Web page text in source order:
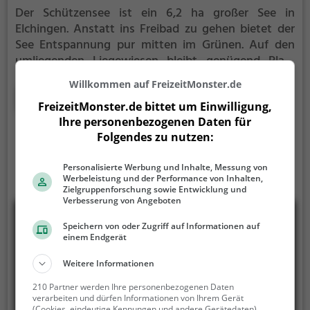
Der Schützensee ist ein 6,2 ha großer See in
Elchingen. Anstatt ins Freibad zu gehen bietet der
See Entspannung pur mitten im Grünen. Auf den
umliegenden Liegewiesen bleibt genügend Platz
zum Sonnen, Spielen oder Picknicken. Von Mai bis
September ist der Schützensee ein beliebtes
Ausflugsziel. Egal ob für Familien, Freunde oder
Paare, der Schützensee ist die Adresse für warme
Mehr erfahren
Willkommen auf FreizeitMonster.de
FreizeitMonster.de bittet um Einwilligung,
Ihre personenbezogenen Daten für
Folgendes zu nutzen:
Personalisierte Werbung und Inhalte, Messung von
Werbeleistung und der Performance von Inhalten,
Zielgruppenforschung sowie Entwicklung und
Verbesserung von Angeboten
Speichern von oder Zugriff auf Informationen auf
einem Endgerät
Weitere Informationen
210 Partner werden Ihre personenbezogenen Daten
verarbeiten und dürfen Informationen von Ihrem Gerät